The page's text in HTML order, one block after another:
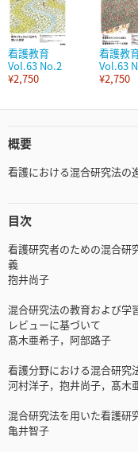
看護教育
Vol.63 No.2
¥2,750
看護教
Vol.63
¥2,750
概要
看護における混合研究法の
目次
看護研究者のための混合
義
抱井尚子
混合研究法の教育および
レビューに基づいて
髙木亜希子，阿部路子
看護分野における混合研究
河村洋子，抱井尚子，髙木
混合研究法を用いた看護研
亀井智子